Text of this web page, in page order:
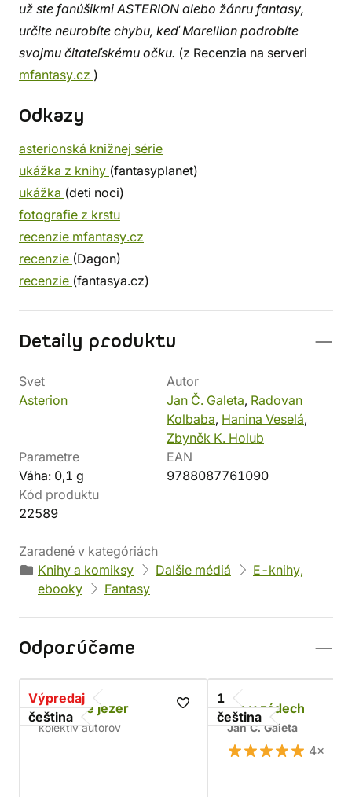
už ste fanúšikmi ASTERION alebo žánru fantasy,
určite neurobíte chybu, keď Marellion podrobíte
svojmu čitateľskému očku. (z Recenzia na serveri
mfantasy.cz )
Odkazy
asterionská knižnej série
ukážka z knihy (fantasyplanet)
ukážka (deti noci)
fotografie z krstu
recenzie mfantasy.cz
recenzie (Dagon)
recenzie (fantasya.cz)
Detaily produktu
Svet
Asterion
Autor
Jan Č. Galeta, Radovan
Kolbaba, Hanina Veselá,
Zbyněk K. Holub
Parametre
Váha: 0,1 g
EAN
9788087761090
Kód produktu
22589
Zaradené v kategóriách
Knihy a komiksy
Dalšie médiá
E-knihy,
ebooky
Fantasy
Odporúčame
Výpredaj
čeština
Duchové jezer
kolektív autorov
1
čeština
Šíp v zádech
Jan Č. Galeta
4×